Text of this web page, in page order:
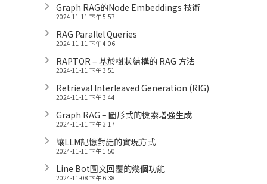
Graph RAG的Node Embeddings 技術
2024-11-11 下午 5:57
RAG Parallel Queries
2024-11-11 下午 4:06
RAPTOR – 基於樹狀結構的 RAG 方法
2024-11-11 下午 3:51
Retrieval Interleaved Generation (RIG)
2024-11-11 下午 3:44
Graph RAG – 圖形式的檢索增強生成
2024-11-11 下午 3:17
讓LLM記憶對話的實現方式
2024-11-11 下午 1:50
Line Bot圖文回覆的幾個功能
2024-11-08 下午 6:38